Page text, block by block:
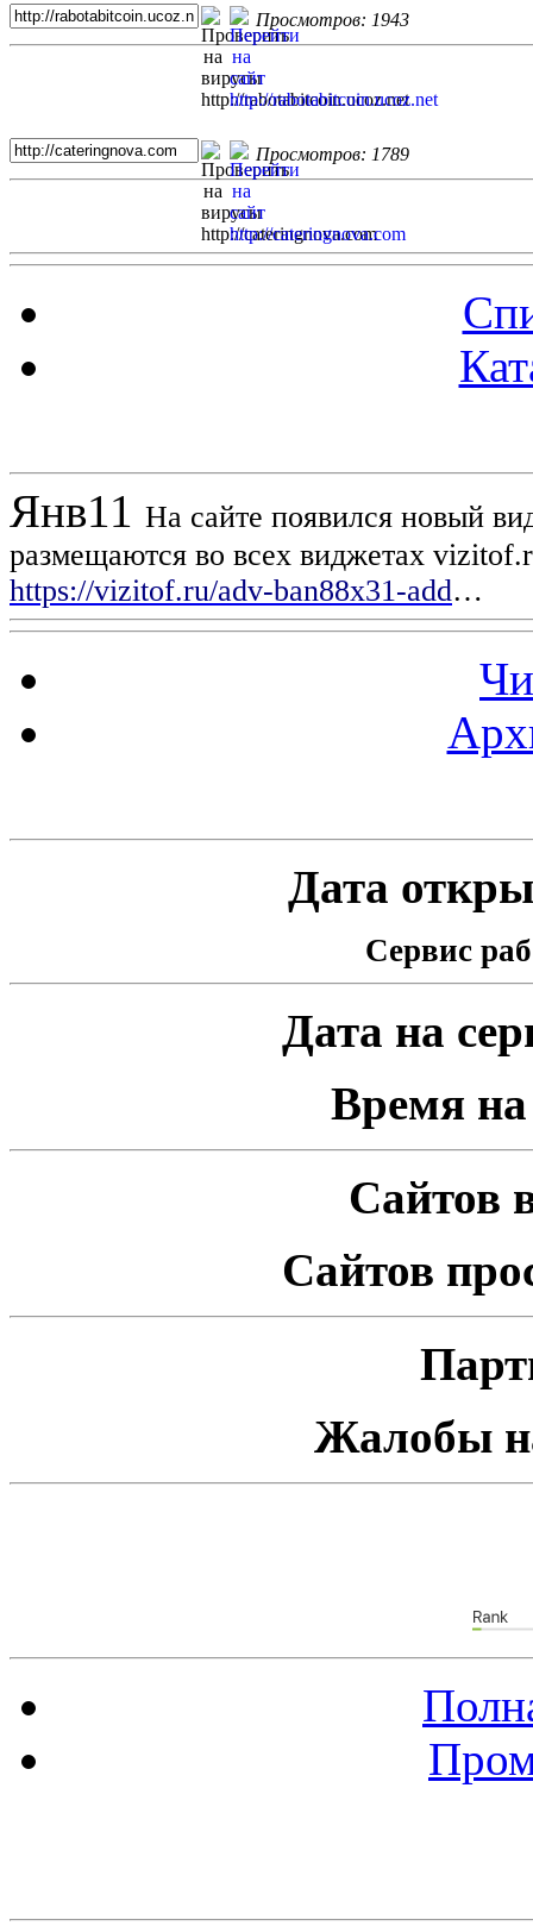
Просмотров: 1943
Просмотров: 1789
Янв11 На сайте появился новый
размещаются во всех виджетах
https://vizitof.ru/adv-ban88x31-add…
Дата
Сервис
Дата на
Время на
Сайтов
Сайтов
Жалобы